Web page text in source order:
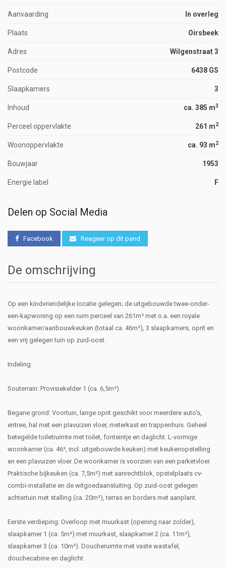
Aanvaarding In overleg
Plaats Oirsbeek
Adres Wilgenstraat 3
Postcode 6438 GS
Slaapkamers 3
Inhoud ca. 385 m3
Perceel oppervlakte 261 m2
Woonoppervlakte ca. 93 m2
Bouwjaar 1953
Energie label F
Delen op Social Media
Facebook Reageer op dit pand
De omschrijving
Op een kindvriendelijke locatie gelegen; de uitgebouwde twee-onder-
een-kapwoning op een ruim perceel van 261m² met o.a. een royale
woonkamer/aanbouwkeuken (totaal ca. 46m²), 3 slaapkamers, oprit en
een vrij gelegen tuin op zuid-oost.
Indeling
Souterrain: Provisiekelder 1 (ca. 6,5m²).
Begane grond: Voortuin, lange oprit geschikt voor meerdere auto's,
entree, hal met een plavuizen vloer, meterkast en trappenhuis. Geheel
betegelde toiletruimte met toilet, fonteintje en daglicht. L-vormige
woonkamer (ca. 46², incl. uitgebouwde keuken) met keukenopstelling
en een plavuizen vloer. De woonkamer is voorzien van een parketvloer.
Praktische bijkeuken (ca. 7,5m²) met aanrechtblok, opstelplaats cv-
combi-installatie en de witgoedaansluiting. Op zuid-oost gelegen
achtertuin met stalling (ca. 20m²), terras en borders met aanplant.
Eerste verdieping: Overloop met muurkast (opening naar zolder),
slaapkamer 1 (ca. 5m²) met muurkast, slaapkamer 2 (ca. 11m²),
slaapkamer 3 (ca. 10m²). Doucheruimte met vaste wastafel,
douchecabine en daglicht.